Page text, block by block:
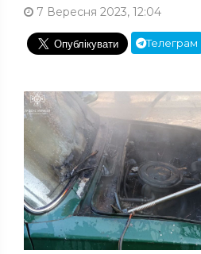
7 Вересня 2023, 12:04
Телеграм